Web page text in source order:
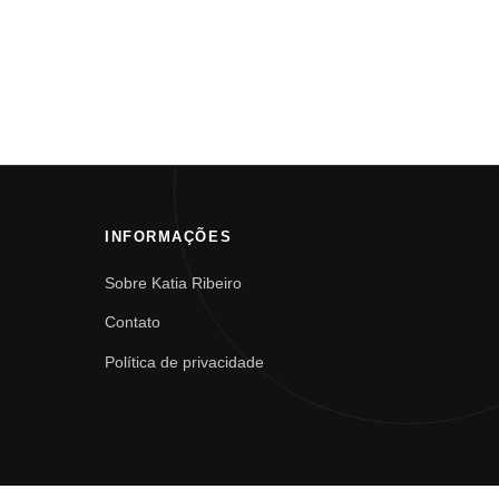
INFORMAÇÕES
Sobre Katia Ribeiro
Contato
Política de privacidade